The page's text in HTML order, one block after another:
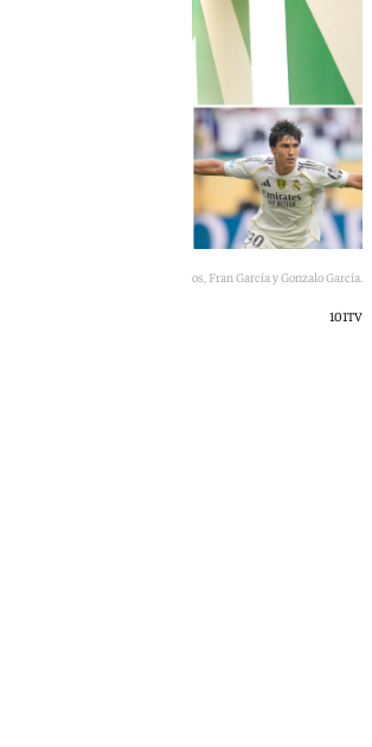
Sergi Altimira, Dani Ceballos, Fran García y Gonzalo García.
101TV